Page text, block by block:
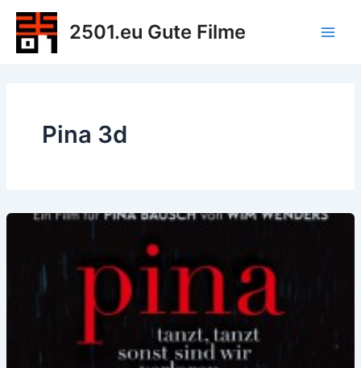
Zum
Inhalt
springen
2501.eu Gute Filme
Pina 3d